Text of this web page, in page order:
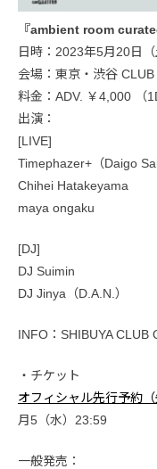
『ambient room
日時：2023年5月20日
会場：東京・渋谷
料金：ADV. ￥4,000 （
出演：
[LIVE]
Timephazer+（Daigo
Chihei Hatakeyama
maya ongaku
[DJ]
DJ Suimin
DJ Jinya（D.A.N.）
INFO：SHIBUYA
・チケット
オフィシャル先行予約（
月5（水）23:59
一般発売：